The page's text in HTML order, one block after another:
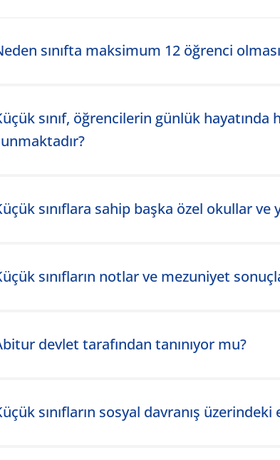
sınıfta maksimum 12 öğrenci olması
accordion item
sınıf, öğrencilerin günlük hayatında
accordion item
sınıflara sahip başka özel okullar ve
accordion item
sınıfların notlar ve mezuniyet
accordion item
devlet tarafından tanınıyor mu?
accordion item
sınıfların sosyal davranış
accordion item